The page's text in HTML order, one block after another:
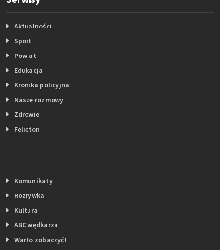
Aktualności
Sport
Powiat
Edukacja
Kronika policyjna
Nasze rozmowy
Zdrowie
Felieton
Komunikaty
Rozrywka
Kultura
ABC wędkarza
Warto zobaczyć!